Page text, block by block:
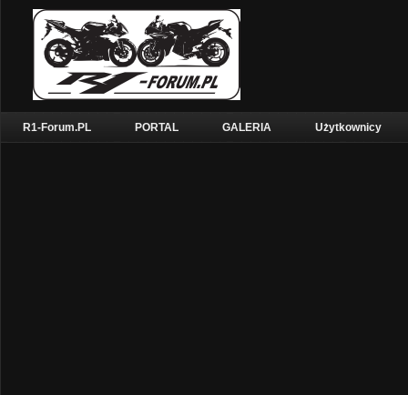
R1-Forum.PL PORTAL GALERIA Użytkownicy